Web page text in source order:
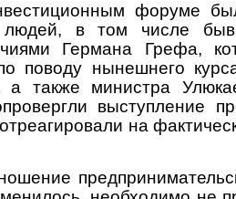
форуме
людей, в том числе
Германа Грефа,
поводу нынешнего
а также министра
выступление
на